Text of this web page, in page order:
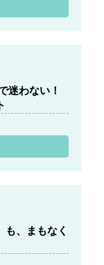
迷わない！
も、まもなく